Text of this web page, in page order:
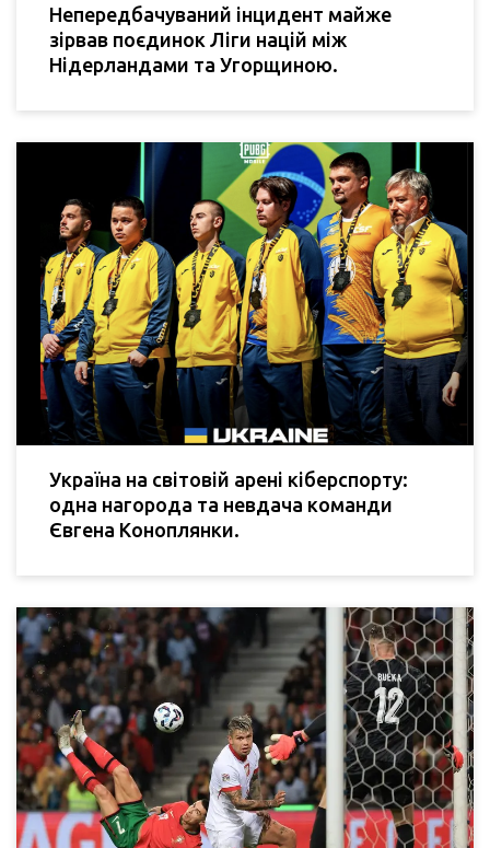
Непередбачуваний інцидент майже
зірвав поєдинок Ліги націй між
Нідерландами та Угорщиною.
Україна на світовій арені кіберспорту:
одна нагорода та невдача команди
Євгена Коноплянки.